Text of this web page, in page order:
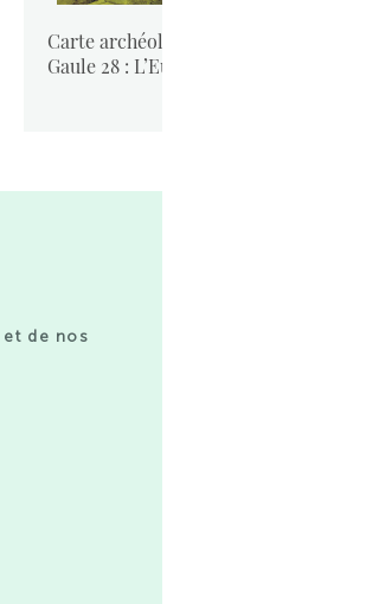
Carte archéologique de la
Gaule 28 : L’Eure-et-Loi ...
de nos